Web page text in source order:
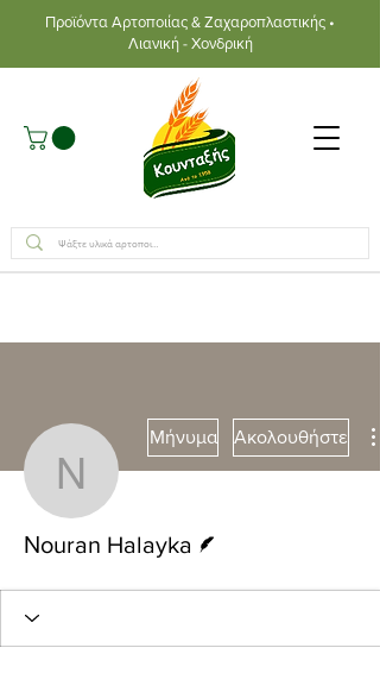
Προϊόντα Αρτοποιίας & Ζαχαροπλαστικής •
Λιανική - Χονδρική
Νouran Halayka
Μήνυμα Ακολουθήστε
Νouran Halayka